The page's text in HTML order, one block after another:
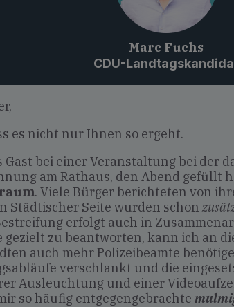
Marc Fuchs
CDU-
es nicht nur Ihnen so ergeht.
bei einer Veranstaltung bei der
am Rathaus, den Abend gefüllt
. Viele Bürger berichteten von
Städtischer Seite wurden schon
erfolgt auch in
gezielt zu beantworten, kann ich an
auch mehr Polizeibeamte
verschlankt und die
Ausleuchtung und einer
so häufig entgegengebrachte